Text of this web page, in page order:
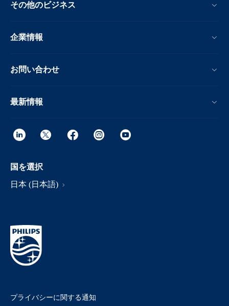
その他のビジネス
企業情報
お問い合わせ
最新情報
国を選択
日本 (日本語)
プライバシーに関する通知